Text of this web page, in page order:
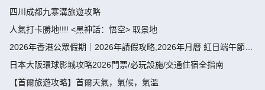
四川成都九寨溝旅遊攻略
人氣打卡勝地!!!! <黑神話：悟空> 取景地
2026年香港公眾假期｜2026年請假攻略,2026年月曆 紅日端午節請
假攻略請4放9-public holiday 2026
日本大阪環球影城攻略2026門票/必玩設施/交通住宿全指南
【首爾旅遊攻略】首爾天氣，氣候，氣溫